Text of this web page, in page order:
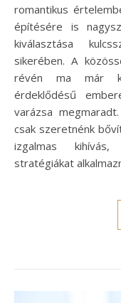
romantikus
építésére is
kiválasztása
sikerében. A
révén ma már
érdeklődésű
varázsa
csak szeretnénk
izgalmas
stratégiákat